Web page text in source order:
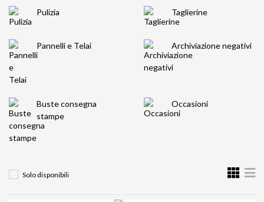
Pulizia Taglierine
Pannelli e Telai Archiviazione negativi
Buste consegna
stampe
Occasioni
Solo disponibili